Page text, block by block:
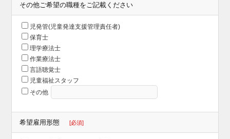
その他ご希望の職種をご記載ください
児発管(児童発達支援管理責任者)
保育士
理学療法士
作業療法⼠
⾔語聴覚⼠
児童福祉スタッフ
その他
希望雇用形態 [必須]